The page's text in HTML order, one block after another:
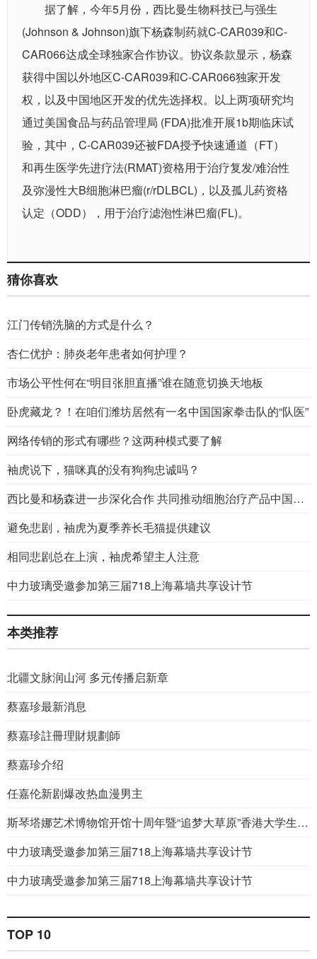
据了解，今年5月份，西比曼生物科技已与强生
(Johnson & Johnson)旗下杨森制药就C-CAR039和C-
CAR066达成全球独家合作协议。协议条款显示，杨森
获得中国以外地区C-CAR039和C-CAR066独家开发
权，以及中国地区开发的优先选择权。以上两项研究均
通过美国食品与药品管理局 (FDA)批准开展1b期临床试
验，其中，C-CAR039还被FDA授予快速通道（FT）
和再生医学先进疗法(RMAT)资格用于治疗复发/难治性
及弥漫性大B细胞淋巴瘤(r/rDLBCL)，以及孤儿药资格
认定（ODD），用于治疗滤泡性淋巴瘤(FL)。
猜你喜欢
江门传销洗脑的方式是什么？
杏仁优护：肺炎老年患者如何护理？
市场公平性何在“明目张胆直播”谁在随意切换天地板
卧虎藏龙？！在咱们潍坊居然有一名中国国家拳击队的“队医”
网络传销的形式有哪些？这两种模式要了解
袖虎说下，猫咪真的没有狗狗忠诚吗？
西比曼和杨森进一步深化合作 共同推动细胞治疗产品中国商业化进展
避免悲剧，袖虎为夏季养长毛猫提供建议
相同悲剧总在上演，袖虎希望主人注意
中力玻璃受邀参加第三届718上海幕墙共享设计节
本类推荐
北疆文脉润山河 多元传播启新章
蔡嘉珍最新消息
蔡嘉珍註冊理財規劃師
蔡嘉珍介绍
任嘉伦新剧爆改热血漫男主
斯琴塔娜艺术博物馆开馆十周年暨“追梦大草原”香港大学生内蒙古暑期实习活动10周年双庆“中华优秀传统文化传承创新论坛”启幕
中力玻璃受邀参加第三届718上海幕墙共享设计节
中力玻璃受邀参加第三届718上海幕墙共享设计节
TOP 10